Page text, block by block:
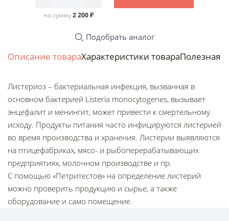
на сумму2 200 ₽
Подобрать аналог
Описание товараХарактеристики товараПолезная
Листериоз – бактериальная инфекция, вызванная в
основном бактерией Listeria monocytogenes, вызывает
энцефалит и менингит, может привести к смертельному
исходу. Продукты питания часто инфицируются листерией
во время производства и хранения. Листерии выявляются
на птицефабриках, мясо- и рыбоперерабатывающих
предприятиях, молочном производстве и пр.
С помощью «Петритестов» на определение листерий
можно проверить продукцию и сырье, а также
оборудование и само помещение.